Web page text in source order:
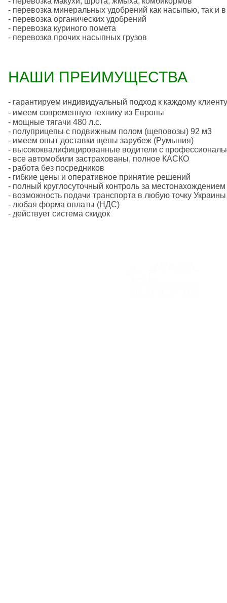
- перевозка минеральных удобрений как насыпью, так и в
- перевозка органических удобрений
- перевозка куриного помета
- перевозка прочих насыпных грузов
НАШИ ПРЕИМУЩЕСТВА
- гарантируем индивидуальный подход к каждому клиенту
- имеем современную технику из Европы
- мощные тягачи 480 л.с.
- полуприцепы с подвижным полом (щеповозы) 92 м3
- имеем опыт доставки щепы зарубеж (Румыния)
- высококвалифицированные водители с
- все автомобили застрахованы, полное КАСКО
- работа без посредников
- гибкие цены и оперативное принятие решений
- полный круглосуточный контроль за
- возможность подачи транспорта в любую точку Украины
- любая форма оплаты (НДС)
- действует система скидок